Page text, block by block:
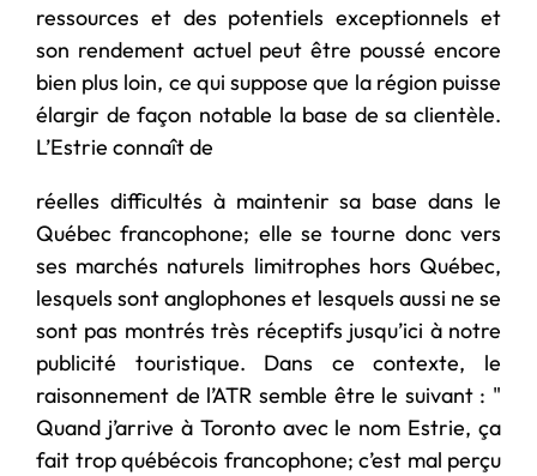
ressources et des potentiels exceptionnels et
son rendement actuel peut être poussé encore
bien plus loin, ce qui suppose que la région puisse
élargir de façon notable la base de sa clientèle.
L’Estrie connaît de
réelles difficultés à maintenir sa base dans le
Québec francophone; elle se tourne donc vers
ses marchés naturels limitrophes hors Québec,
lesquels sont anglophones et lesquels aussi ne se
sont pas montrés très réceptifs jusqu’ici à notre
publicité touristique. Dans ce contexte, le
raisonnement de l’ATR semble être le suivant : "
Quand j’arrive à Toronto avec le nom Estrie, ça
fait trop québécois francophone; c’est mal perçu